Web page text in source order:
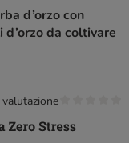
d’orzo con
d’orzo da coltivare